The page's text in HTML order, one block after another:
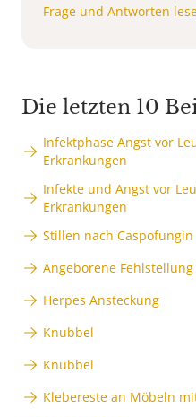
Frage und Antworten
Die letzten 10
Infektphase Angst vor
Erkrankungen
Infekte und Angst vor
Erkrankungen
Stillen nach Caspofungin
Angeborene
Herpes Ansteckung
Knubbel
Knubbel
Klebereste an Möbeln